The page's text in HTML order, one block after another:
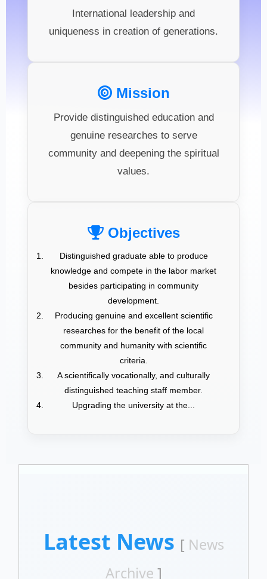
International leadership and
uniqueness in creation of generations.
Mission
Provide distinguished education and
genuine researches to serve
community and deepening the spiritual
values.
Objectives
Distinguished graduate able to produce
knowledge and compete in the labor market
besides participating in community
development.
Producing genuine and excellent scientific
researches for the benefit of the local
community and humanity with scientific
criteria.
A scientifically vocationally, and culturally
distinguished teaching staff member.
Upgrading the university at the...
Latest News [ News
Archive ]